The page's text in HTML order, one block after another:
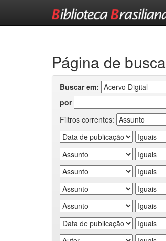
Página de busca
Buscar em:
por
Filtros correntes: